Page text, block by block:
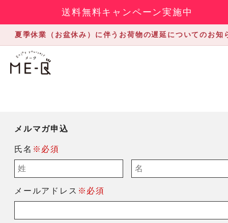
送料無料キャンペーン実施中
夏季休業（お盆休み）に伴うお荷物の遅延についてのお知
メルマガ申込
氏名 ※必須
メールアドレス ※必須